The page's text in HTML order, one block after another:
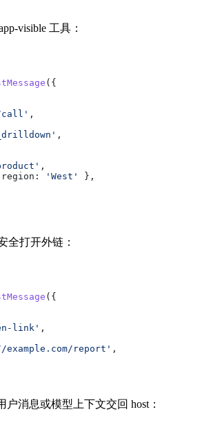
visible 工具：
({
,
,
,
region: 'West'
},
全打开外链：
({
link' ,
report' ,
户消息或模型上下文交回 host：